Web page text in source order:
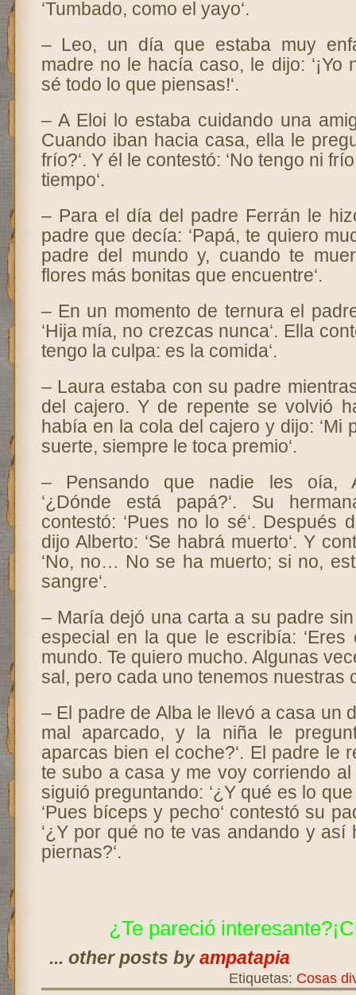
‘Tumbado, como el yayo‘.
– Leo, un día que estaba muy
madre no le hacía caso, le dijo: ‘¡Yo
sé todo lo que piensas!‘.
– A Eloi lo estaba cuidando una
Cuando iban hacia casa, ella le
frío?‘. Y él le contestó: ‘No tengo ni
tiempo‘.
– Para el día del padre Ferrán le
padre que decía: ‘Papá, te quiero
padre del mundo y, cuando te
flores más bonitas que encuentre‘.
– En un momento de ternura el
‘Hija mía, no crezcas nunca‘. Ella
tengo la culpa: es la comida‘.
– Laura estaba con su padre
del cajero. Y de repente se volvió
había en la cola del cajero y dijo: ‘Mi
suerte, siempre le toca premio‘.
– Pensando que nadie les oía,
‘¿Dónde está papá?‘. Su
contestó: ‘Pues no lo sé‘. Después
dijo Alberto: ‘Se habrá muerto‘. Y
‘No, no… No se ha muerto; si no,
sangre‘.
– María dejó una carta a su padre
especial en la que le escribía:
mundo. Te quiero mucho. Algunas
sal, pero cada uno tenemos nuestras
– El padre de Alba le llevó a casa un
mal aparcado, y la niña le
aparcas bien el coche?‘. El padre le
te subo a casa y me voy corriendo al
siguió preguntando: ‘¿Y qué es lo
‘Pues bíceps y pecho‘ contestó su
‘¿Y por qué no te vas andando y así
piernas?‘.
¿Te pareció
... other posts byampatapia
Etiquetas: Cosas